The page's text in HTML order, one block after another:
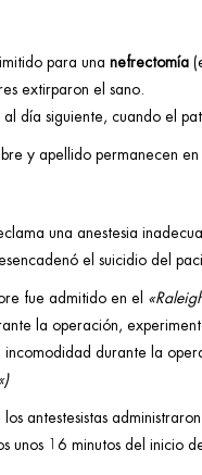
para una nefrectomía
extirparon el sano.
día siguiente, cuando el
y apellido permanecen en
una anestesia
el suicidio del
fue admitido en el
la operación,
durante la
antestesistas
unos 16 minutos del inicio